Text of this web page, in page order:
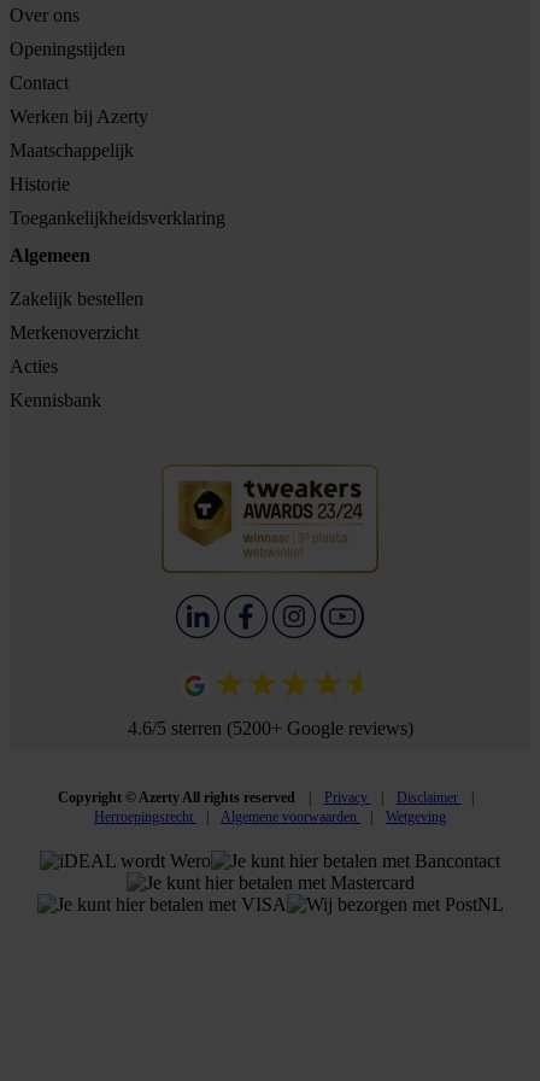
Over ons
Openingstijden
Contact
Werken bij Azerty
Maatschappelijk
Historie
Toegankelijkheidsverklaring
Algemeen
Zakelijk bestellen
Merkenoverzicht
Acties
Kennisbank
4.6/5 sterren (5200+ Google reviews)
Copyright © Azerty All rights reserved Privacy
Disclaimer
Herroepingsrecht
Algemene voorwaarden Wetgeving